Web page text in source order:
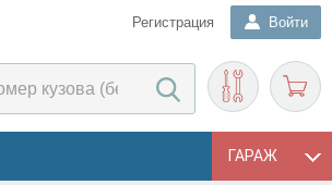
Регистрация Войти
ГАРАЖ